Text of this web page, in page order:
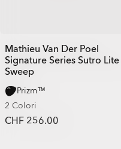
Mathieu Van Der Poel
Signature Series Sutro Lite
Sweep
Prizm™
2 Colori
CHF 256.00